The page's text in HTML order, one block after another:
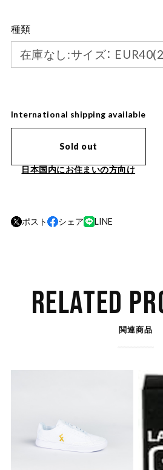
種類
International shipping available
Sold out
日本国内にお住まいの方向け
ポスト シェア LINE
RELATED
関連商品